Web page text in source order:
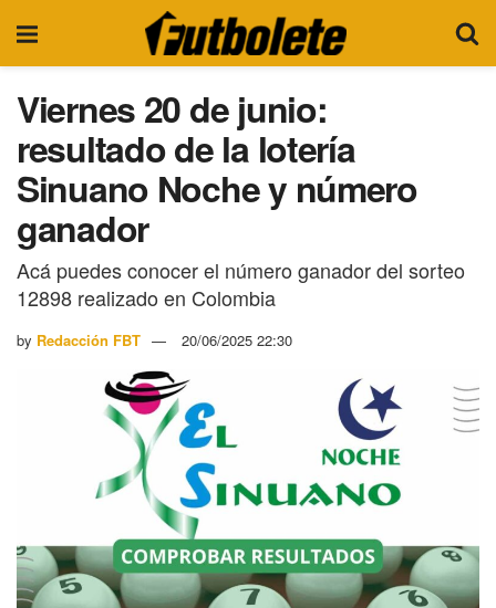
Viernes 20 de junio:
resultado de la lotería
Sinuano Noche y número
ganador
Acá puedes conocer el número ganador del sorteo
12898 realizado en Colombia
by Redacción FBT 20/06/2025 22:30